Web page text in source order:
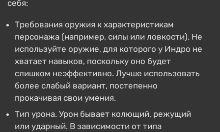
себя:
Требования оружия к характеристикам
персонажа (например, силы или ловкости). Не
используйте оружие, для которого у Индро не
хватает навыков, поскольку оно будет
слишком неэффективно. Лучше использовать
более слабый вариант, постепенно
прокачивая свои умения.
Тип урона. Урон бывает колющий, режущий
или ударный. В зависимости от типа